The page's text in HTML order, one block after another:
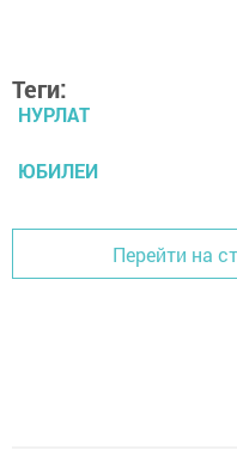
Теги:
НУРЛАТ
ЮБИЛЕИ
Перейти на